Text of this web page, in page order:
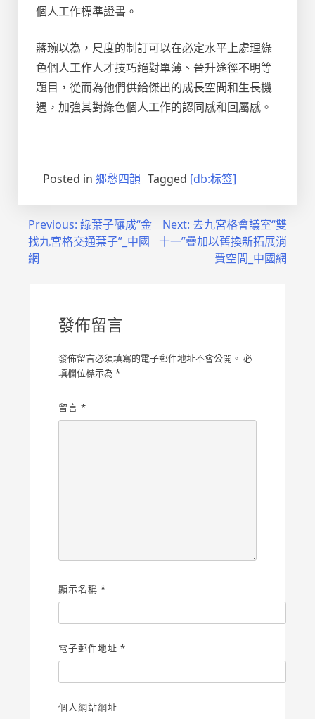
個人工作標準證書。
蔣琬以為，尺度的制訂可以在必定水平上處理綠
色個人工作人才技巧絕對單薄、晉升途徑不明等
題目，從而為他們供給傑出的成長空間和生長機
遇，加強其對綠色個人工作的認同感和回屬感。
Posted in 鄉愁四韻 Tagged [db:标签]
Previous: 綠葉子釀成“金
找九宮格交通葉子”_中國
網
Next: 去九宮格會議室“雙
十一”疊加以舊換新拓展消
費空間_中國網
發佈留言
發佈留言必須填寫的電子郵件地址不會公開。 必
填欄位標示為 *
留言 *
顯示名稱 *
電子郵件地址 *
個人網站網址